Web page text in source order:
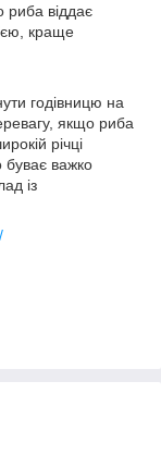
риба віддає
краще
годівницю на
якщо риба
річці
буває важко
із